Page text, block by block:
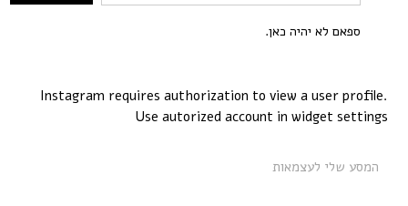
ספאם לא יהיה כאן.
Instagram requires authorization to view a user profile.
Use autorized account in widget settings
המסע שלי לעצמאות